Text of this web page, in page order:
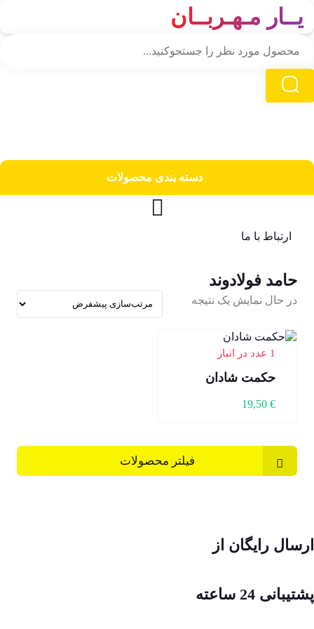
یــار مـهـربــان
دسته‌ بندی محصولات
ارتباط با ما
حامد فولادوند
در حال نمایش یک نتیجه
1 عدد در انبار
حکمت شادان
19,50 €
فیلتر محصولات
ارسال رایگان از
پشتیبانی 24 ساعته